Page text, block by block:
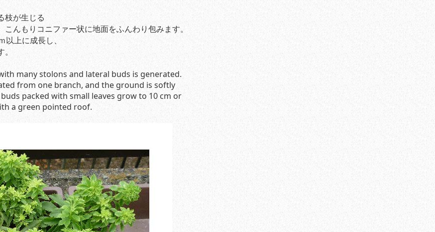
枝が生じる
んもりコニファー状に地面をふんわり包みます。
上に成長し、
many stolons and lateral buds is generated.
from one branch, and the ground is softly
packed with small leaves grow to 10 cm or
a green pointed roof.